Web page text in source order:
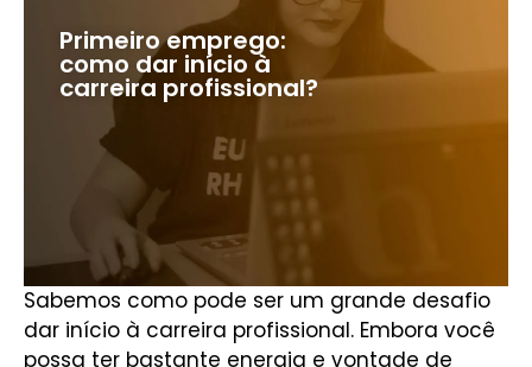
Primeiro emprego:
como dar início à
carreira profissional?
Sabemos como pode ser um grande desafio
dar início à carreira profissional. Embora você
possa ter bastante energia e vontade de